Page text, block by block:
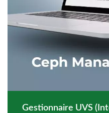
Gestionnaire UVS